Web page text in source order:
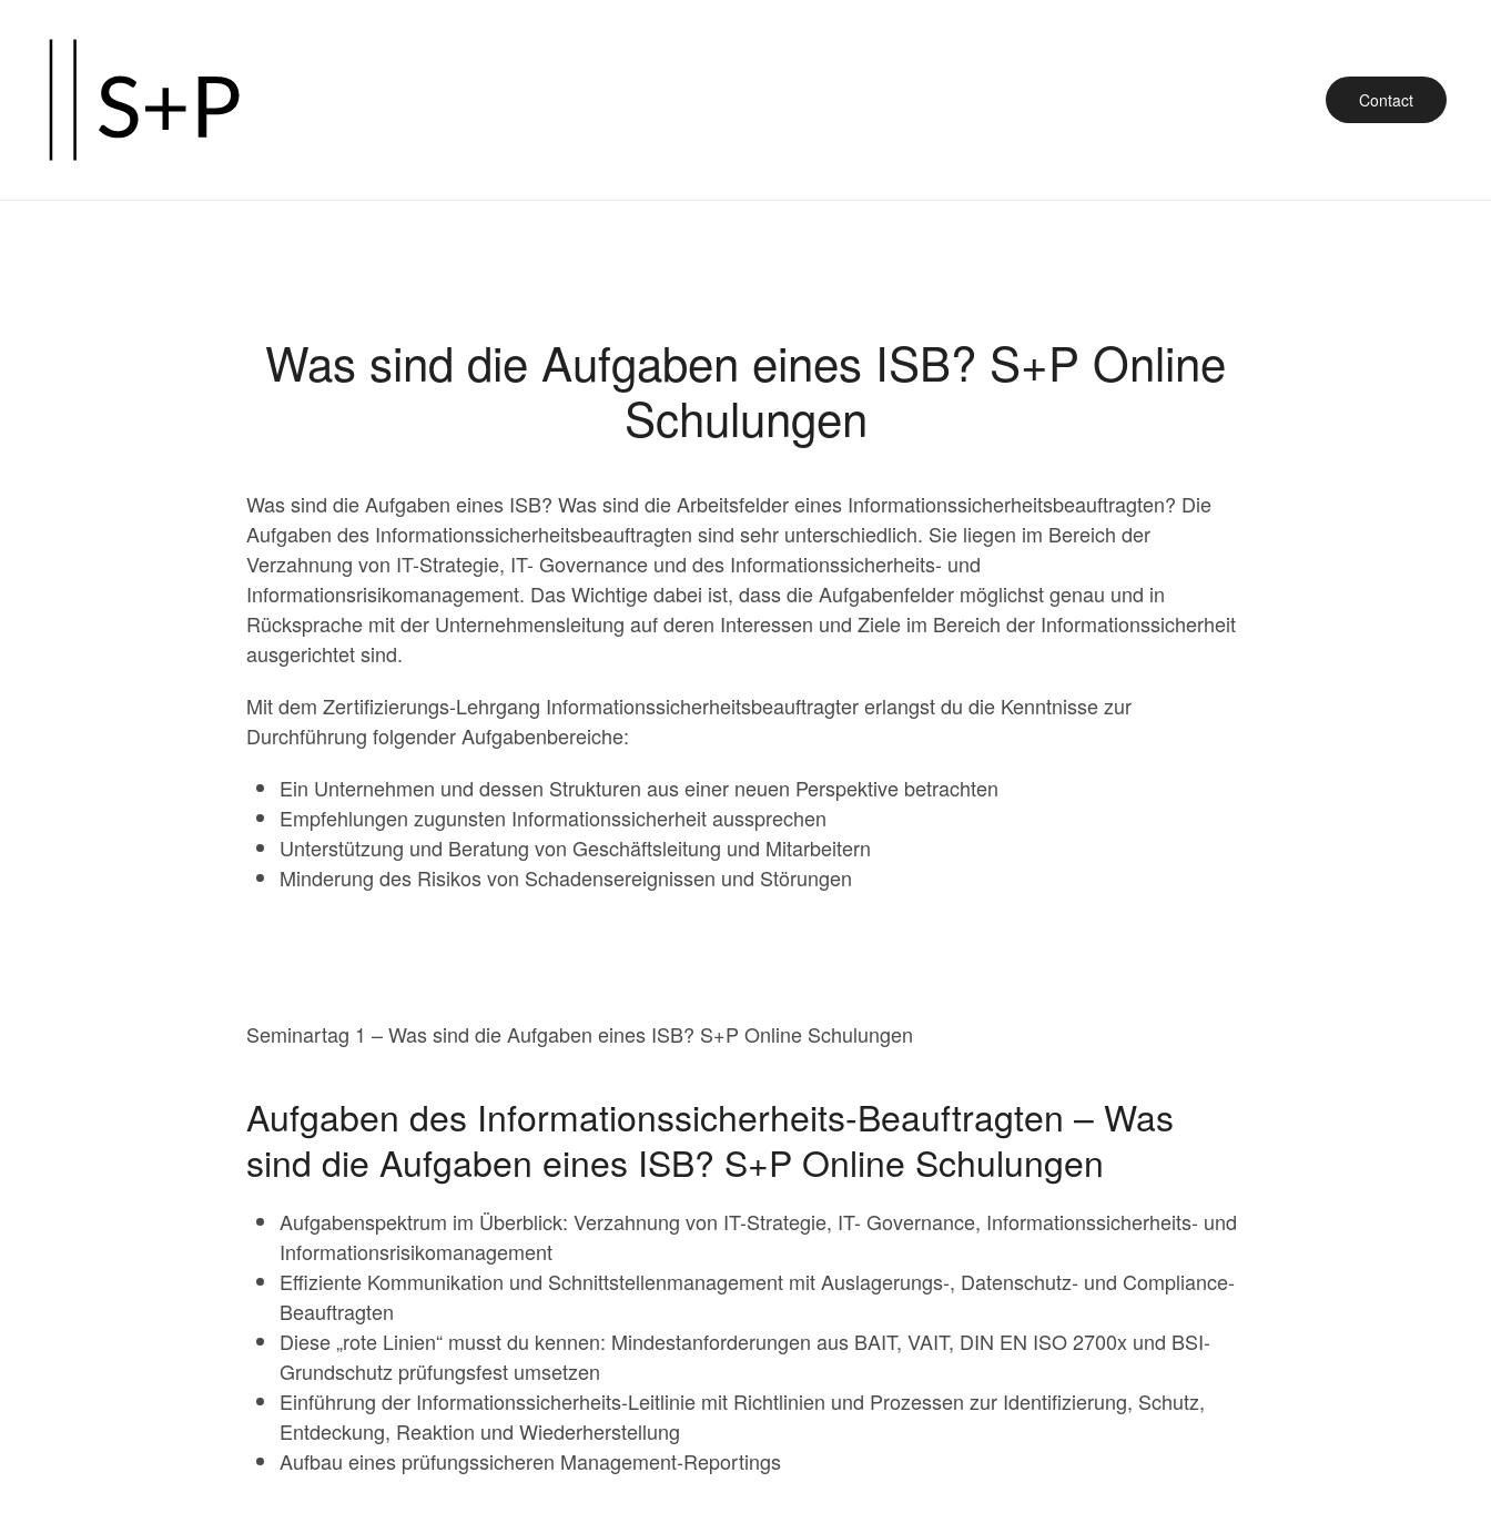
Hauptinhalt
springen
Contact
Was sind die Aufgaben eines ISB? S+P Online
Schulungen
Was sind die Aufgaben eines ISB? Was sind die Arbeitsfelder eines Informationssicherheitsbeauftragten? Die
Aufgaben des Informationssicherheitsbeauftragten sind sehr unterschiedlich. Sie liegen im Bereich der
Verzahnung von IT-Strategie, IT- Governance und des Informationssicherheits- und
Informationsrisikomanagement. Das Wichtige dabei ist, dass die Aufgabenfelder möglichst genau und in
Rücksprache mit der Unternehmensleitung auf deren Interessen und Ziele im Bereich der Informationssicherheit
ausgerichtet sind.
Mit dem Zertifizierungs-Lehrgang Informationssicherheitsbeauftragter erlangst du die Kenntnisse zur
Durchführung folgender Aufgabenbereiche:
Ein Unternehmen und dessen Strukturen aus einer neuen Perspektive betrachten
Empfehlungen zugunsten Informationssicherheit aussprechen
Unterstützung und Beratung von Geschäftsleitung und Mitarbeitern
Minderung des Risikos von Schadensereignissen und Störungen
Seminartag 1 – Was sind die Aufgaben eines ISB? S+P Online Schulungen
Aufgaben des Informationssicherheits-Beauftragten – Was
sind die Aufgaben eines ISB? S+P Online Schulungen
Aufgabenspektrum im Überblick: Verzahnung von IT-Strategie, IT- Governance, Informationssicherheits- und
Informationsrisikomanagement
Effiziente Kommunikation und Schnittstellenmanagement mit Auslagerungs-, Datenschutz- und Compliance-
Beauftragten
Diese „rote Linien“ musst du kennen: Mindestanforderungen aus BAIT, VAIT, DIN EN ISO 2700x und BSI-
Grundschutz prüfungsfest umsetzen
Einführung der Informationssicherheits-Leitlinie mit Richtlinien und Prozessen zur Identifizierung, Schutz,
Entdeckung, Reaktion und Wiederherstellung
Aufbau eines prüfungssicheren Management-Reportings